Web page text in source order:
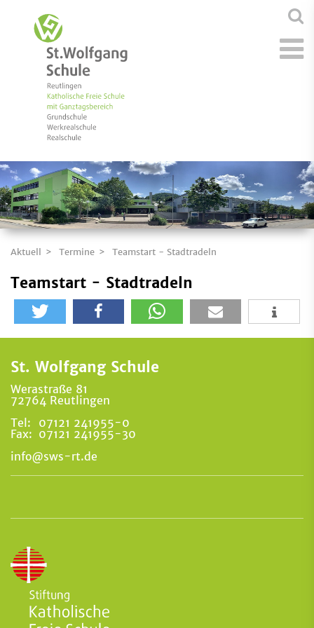
Aktuell Termine Teamstart - Stadtradeln
Teamstart - Stadtradeln
St. Wolfgang Schule
Werastraße 81
72764 Reutlingen
Tel:
07121 241955-0
Fax: 07121 241955-30
info@sws-rt.de